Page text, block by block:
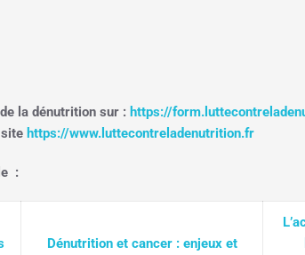
la dénutrition sur : https://
https://www.luttecontreladenutrition.fr
:
Dénutrition et cancer : enjeux et